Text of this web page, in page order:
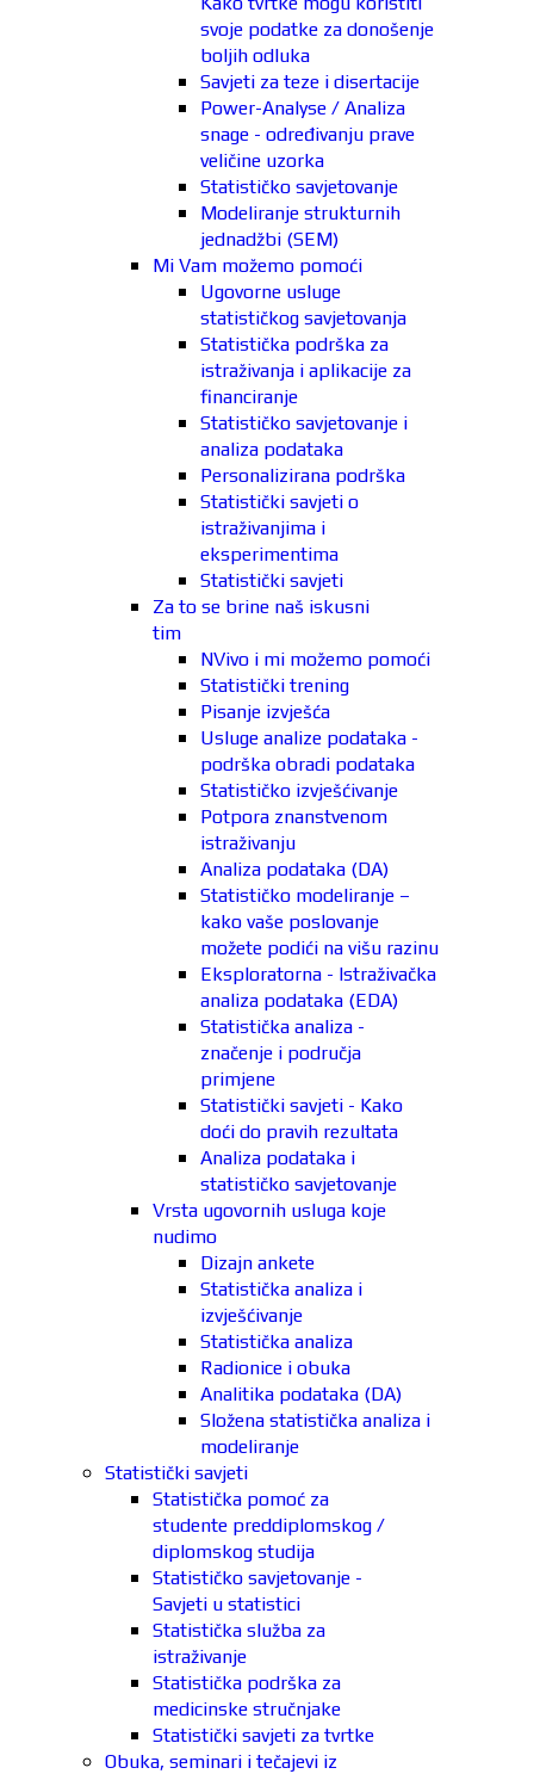
svoje podatke za donošenje
boljih odluka
Savjeti za teze i disertacije
Power-Analyse / Analiza
snage - određivanju prave
veličine uzorka
Statističko savjetovanje
Modeliranje strukturnih
jednadžbi (SEM)
Mi Vam možemo pomoći
Ugovorne usluge
statističkog savjetovanja
Statistička podrška za
istraživanja i aplikacije za
financiranje
Statističko savjetovanje i
analiza podataka
Personalizirana podrška
Statistički savjeti o
istraživanjima i
eksperimentima
Statistički savjeti
Za to se brine naš iskusni
tim
NVivo i mi možemo pomoći
Statistički trening
Pisanje izvješća
Usluge analize podataka -
podrška obradi podataka
Statističko izvješćivanje
Potpora znanstvenom
istraživanju
Analiza podataka (DA)
Statističko modeliranje –
kako vaše poslovanje
možete podići na višu razinu
Eksploratorna - Istraživačka
analiza podataka (EDA)
Statistička analiza -
značenje i područja
primjene
Statistički savjeti - Kako
doći do pravih rezultata
Analiza podataka i
statističko savjetovanje
Vrsta ugovornih usluga koje
nudimo
Dizajn ankete
Statistička analiza i
izvješćivanje
Statistička analiza
Radionice i obuka
Analitika podataka (DA)
Složena statistička analiza i
modeliranje
Statistički savjeti
Statistička pomoć za
studente preddiplomskog /
diplomskog studija
Statističko savjetovanje -
Savjeti u statistici
Statistička služba za
istraživanje
Statistička podrška za
medicinske stručnjake
Statistički savjeti za tvrtke
Obuka, seminari i tečajevi iz